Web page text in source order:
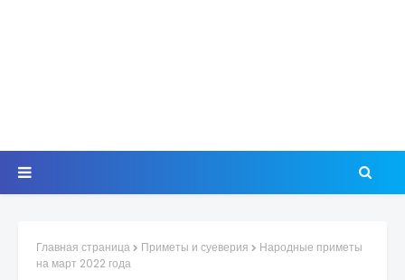
Главная страница Приметы и суеверия
Народные приметы
на март 2022 года